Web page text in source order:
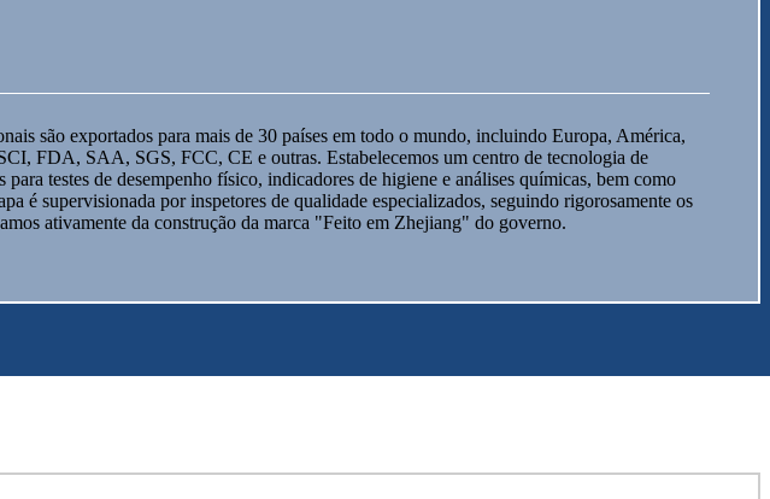
são exportados para mais de 30 países em todo o mundo, incluindo Europa, América,
FDA, SAA, SGS, FCC, CE e outras. Estabelecemos um centro de tecnologia de
testes de desempenho físico, indicadores de higiene e análises químicas, bem como
é supervisionada por inspetores de qualidade especializados, seguindo rigorosamente os
ativamente da construção da marca "Feito em Zhejiang" do governo.